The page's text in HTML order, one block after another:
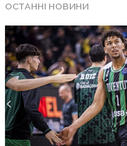
ОСТАННІ НОВИНИ